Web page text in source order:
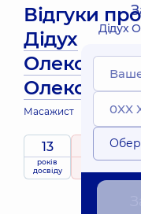
Відгуки про
Дідух
Олександр
Масажист
13
років
досвіду
5 / 5
рейтингна
Дідух